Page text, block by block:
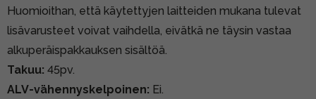
Huomioithan, että käytettyjen laitteiden mukana tulevat
lisävarusteet voivat vaihdella, eivätkä ne täysin vastaa
alkuperäispakkauksen sisältöä.
Takuu: 45pv.
ALV-vähennyskelpoinen: Ei.